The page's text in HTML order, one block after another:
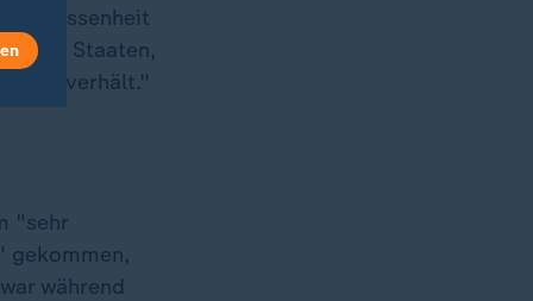
Staaten,
verhält."
"sehr
gekommen,
während